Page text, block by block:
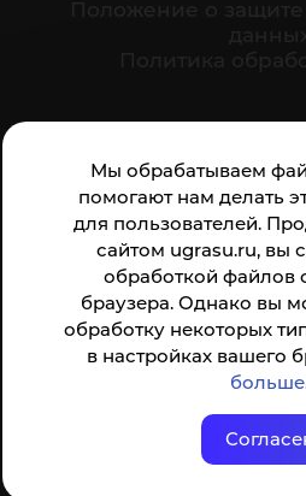
Мы обрабатываем
помогают нам делать
для пользователей.
сайтом ugrasu.ru, вы
обработкой файлов
браузера. Однако вы
обработку некоторых
в настройках вашего
больше
Анкета доступна по QR-
ссылке
© ФГБОУ ВО ЮГУ